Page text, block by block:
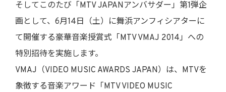
そしてこのたび「MTV JAPANアンバサダー」第1弾企
画として、6月14日（土）に舞浜アンフィシアターに
て開催する豪華音楽授賞式「MTV VMAJ 2014」への
特別招待を実施します。
VMAJ（VIDEO MUSIC AWARDS JAPAN）は、MTVを
象徴する音楽アワード「MTV VIDEO MUSIC